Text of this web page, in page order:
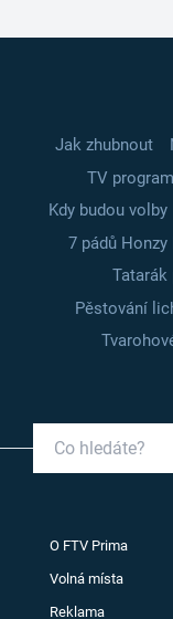
Jak zhubnout
TV program
Kdy budou volby
7 pádů Honzy
Tatarák
Pěstování
O FTV Prima
Volná místa
Reklama